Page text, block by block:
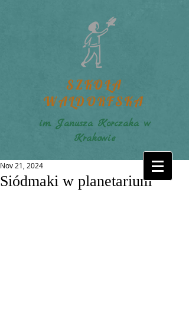
SZKOŁA
WALDORFSKA
im. Janusza Korczaka w
Krakowie
Siódmaki w planetarium
Nov 21, 2024